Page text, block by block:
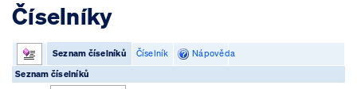
Číselníky
Seznam číselníků Číselník
Nápověda
Seznam číselníků